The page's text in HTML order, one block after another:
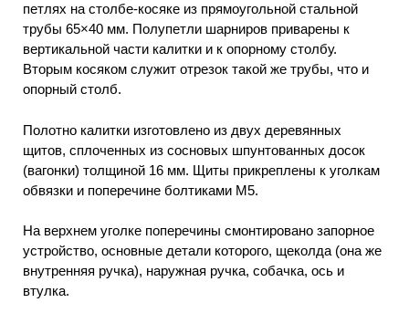
петлях на столбе-косяке из прямоугольной стальной
трубы 65×40 мм. Полупетли шарниров приварены к
вертикальной части калитки и к опорному столбу.
Вторым косяком служит отрезок такой же трубы, что и
опорный столб.
Полотно калитки изготовлено из двух деревянных
щитов, сплоченных из сосновых шпунтованных досок
(вагонки) толщиной 16 мм. Щиты прикреплены к уголкам
обвязки и поперечине болтиками М5.
На верхнем уголке поперечины смонтировано запорное
устройство, основные детали которого, щеколда (она же
внутренняя ручка), наружная ручка, собачка, ось и
втулка.